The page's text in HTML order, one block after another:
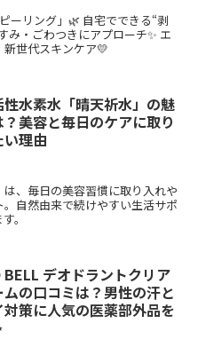
ーリング」🌿 自宅でできる“剥
み・ごわつきにアプローチ✨ エ
世代スキンケア💛
性水素水「晴天祈水」の魅
美容と毎日のケアに取り
理由
、毎日の美容習慣に取り入れや
自然由来で続けやすい生活サポ
。
BELL デオドラントクリア
ムの口コミは？男性の汗と
対策に人気の医薬部外品を